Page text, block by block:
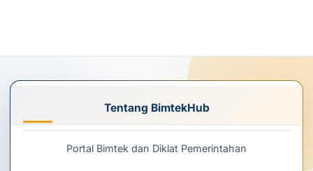
Tentang BimtekHub
Portal Bimtek dan Diklat Pemerintahan